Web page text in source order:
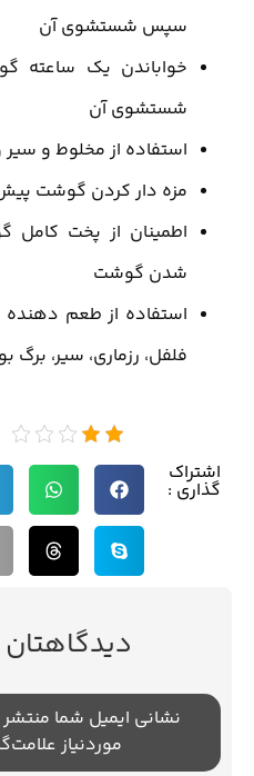
سپس شستشوی آن
خواباندن یک
شستشوی آن
استفاده از مخلوط و سیر و
مزه دار کردن گوشت
اطمینان از پخت
شدن گوشت
استفاده از طعم
فلفل، رزماری، سیر، برگ
اشتراک
گذاری :
دیدگاهتان
نشانی ایمیل شما
موردنیاز